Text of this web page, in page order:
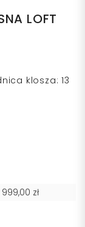
LOFT
klosza: 13
999,00 zł